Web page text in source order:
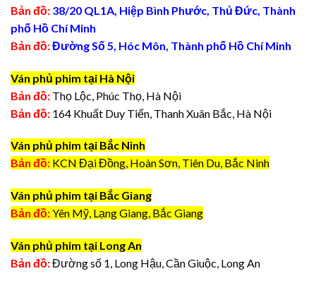
Bản đồ: 38/20 QL1A, Hiệp Bình Phước, Thủ Đức, Thành
phố Hồ Chí Minh
Bản đồ:Đường Số 5, Hóc Môn, Thành phố Hồ Chí Minh
Ván phủ phim tại Hà Nội
Bản đồ: Thọ Lộc, Phúc Thọ, Hà Nội
Bản đồ: 164 Khuất Duy Tiến, Thanh Xuân Bắc, Hà Nội
Ván phủ phim tại Bắc Ninh
Bản đồ: KCN Đại Đồng, Hoàn Sơn, Tiên Du, Bắc Ninh
Ván phủ phim tại Bắc Giang
Bản đồ:Yên Mỹ, Lạng Giang, Bắc Giang
Ván phủ phim tại Long An
Bản đồ:Đường số 1, Long Hậu, Cần Giuộc, Long An